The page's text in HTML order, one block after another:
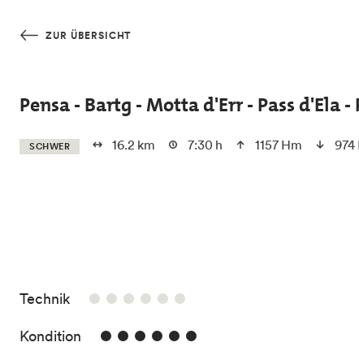
ZUR ÜBERSICHT
Pensa - Bartg - Motta d'Err - Pass d'Ela
SCHWER 16.2 km 7:30 h 1157 Hm 974
Technik/6
Kondition 6/6